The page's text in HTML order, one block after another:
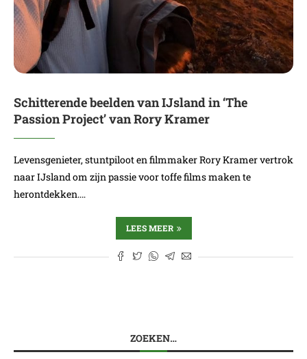
Schitterende beelden van IJsland in ‘The
Passion Project’ van Rory Kramer
Levensgenieter, stuntpiloot en filmmaker Rory Kramer vertrok
naar IJsland om zijn passie voor toffe films maken te
herontdekken.…
LEES MEER
ZOEKEN…